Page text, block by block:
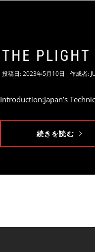
THE PLIGHT
投稿日:2023年5月10日 作成者:
Introduction:Japan’s
続きを読む